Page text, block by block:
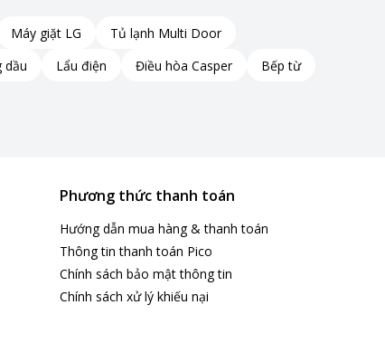
Máy giặt LG
Tủ lạnh Multi Door
dầu Lẩu điện Điều hòa Casper
Bếp từ
Phương thức thanh toán
Hướng dẫn mua hàng & thanh toán
Thông tin thanh toán Pico
Chính sách bảo mật thông tin
Chính sách xử lý khiếu nại